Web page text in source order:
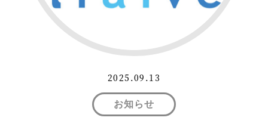
2025.09.13
お知らせ